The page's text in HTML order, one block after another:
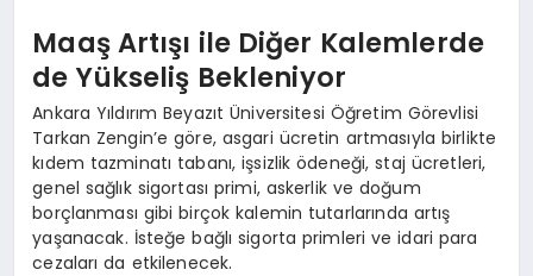
Maaş Artışı ile Diğer Kalemlerde
de Yükseliş Bekleniyor
Ankara Yıldırım Beyazıt Üniversitesi Öğretim Görevlisi
Tarkan Zengin’e göre, asgari ücretin artmasıyla birlikte
kıdem tazminatı tabanı, işsizlik ödeneği, staj ücretleri,
genel sağlık sigortası primi, askerlik ve doğum
borçlanması gibi birçok kalemin tutarlarında artış
yaşanacak. İsteğe bağlı sigorta primleri ve idari para
cezaları da etkilenecek.